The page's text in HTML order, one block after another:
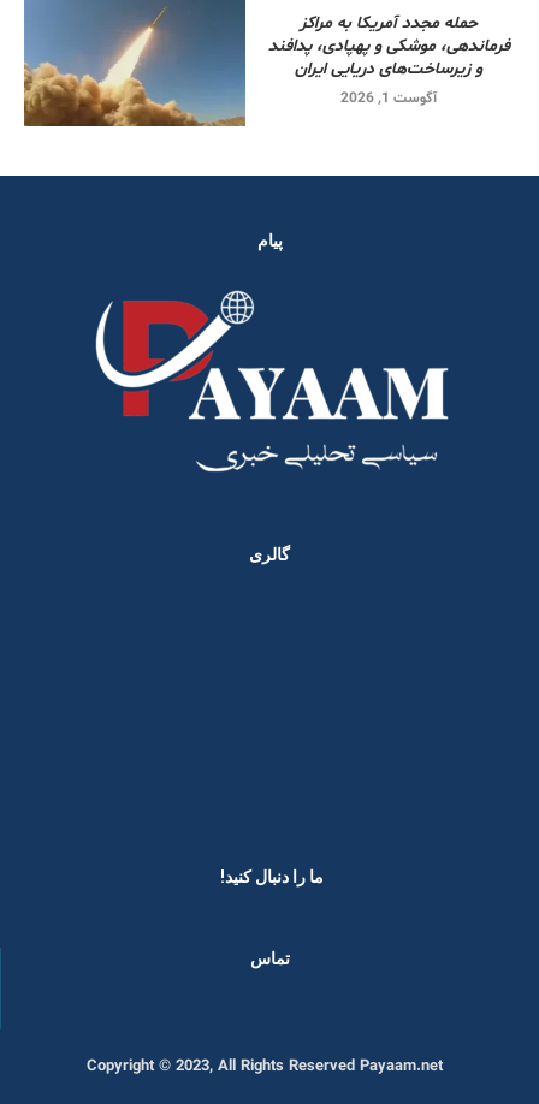
حمله مجدد آمریکا به مراکز
فرماندهی، موشکی و پهپادی، پدافند
و زیرساخت‌های دریایی ایران
آگوست 1, 2026
پیام
گالری
ما را دنبال کنید! ​
تماس
Copyright © 2023, All Rights Reserved Payaam.net